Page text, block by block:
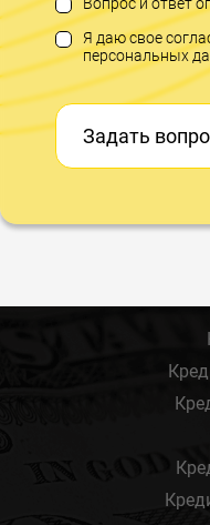
Я даю свое
персональных
Задать